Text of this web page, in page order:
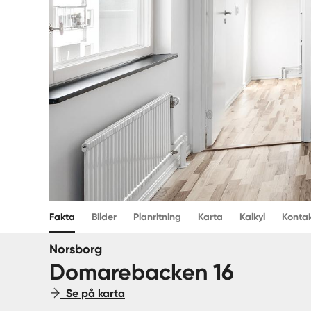
Fakta Bilder Planritning Karta Kalkyl
Norsborg
Domarebacken 16
Se på karta